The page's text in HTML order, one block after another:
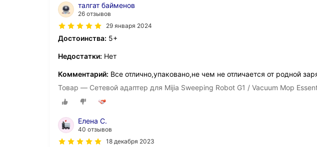
талгат байменов
26 отзывов
29 января 2024
Достоинства: 5+
Недостатки: Нет
Комментарий: Все отлично,упаковано,не чем не отличается от родной
Товар — Сетевой адаптер для Mijia Sweeping Robot G1 / Vacuum Mop
Елена С.
40 отзывов
18 декабря 2023